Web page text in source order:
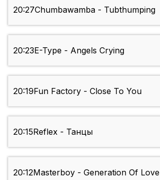
20:27Chumbawamba - Tubthumping
20:23E-Type - Angels Crying
20:19Fun Factory - Close To You
20:15Reflex - Танцы
20:12Masterboy - Generation Of Love